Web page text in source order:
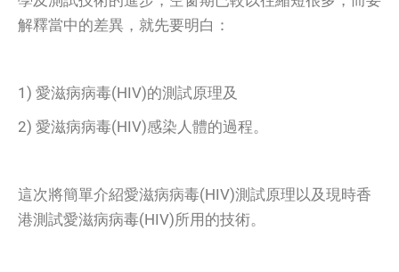
解釋當中的差異，就先要明白：
1) 愛滋病病毒(HIV)的測試原理及
2) 愛滋病病毒(HIV)感染人體的過程。
這次將簡單介紹愛滋病病毒(HIV)測試原理以及現時香
港測試愛滋病病毒(HIV)所用的技術。